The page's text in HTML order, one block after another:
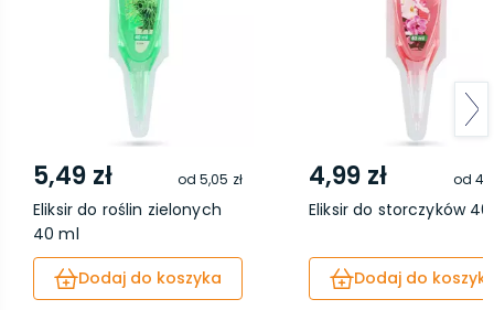
5,49 zł od5,05 zł
Eliksir do roślin zielonych
40 ml
Dodaj do koszyka
4,99 zł od
Eliksir do storczyków
Dodaj do